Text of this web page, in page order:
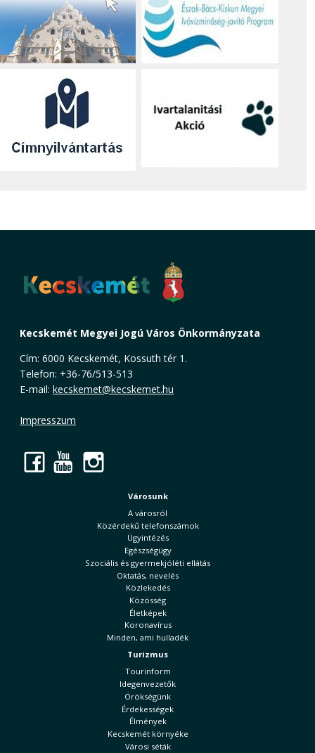
Kecskemét Megyei Jogú Város Önkormányzata
Cím: 6000 Kecskemét, Kossuth tér 1.
Telefon: +36-76/513-513
E-mail: kecskemet@kecskemet.hu
Impresszum
Facebook
YouTube
Városunk
A városról
Közérdekű telefonszámok
Ügyintézés
Egészségügy
Szociális és gyermekjóléti ellátás
Oktatás, nevelés
Közlekedés
Közösség
Életképek
Koronavírus
Minden, ami hulladék
Turizmus
Tourinform
Idegenvezetők
Örökségünk
Érdekességek
Élmények
Kecskemét környéke
Városi séták